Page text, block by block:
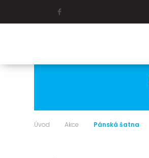
Úvod Akce Pánská šatna